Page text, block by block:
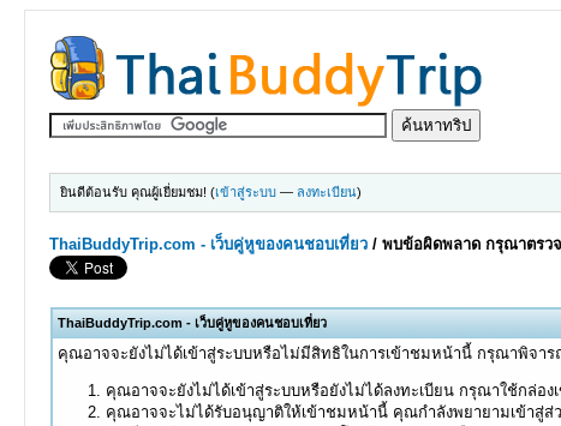
ยินดีต้อนรับ คุณผู้เยี่ยมชม! (เข้าสู่ระบบ — ลงทะเบียน)
ThaiBuddyTrip.com - เว็บคู่หูของคนชอบเที่ยว /พบข้อผิดพลาด กรุณาตรว
ThaiBuddyTrip.com - เว็บคู่หูของคนชอบเที่ยว
คุณอาจจะยังไม่ได้เข้าสู่ระบบหรือไม่มีสิทธิในการเข้าชมหน้านี้ กรุณาพิจาร
คุณอาจจะยังไม่ได้เข้าสู่ระบบหรือยังไม่ได้ลงทะเบียน กรุณาใช้กล่อง
คุณอาจจะไม่ได้รับอนุญาติให้เข้าชมหน้านี้ คุณกำลังพยายามเข้าสู่